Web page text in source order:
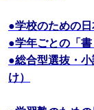
●学校のための日
●学年ごとの「
●総合型選抜・
け）